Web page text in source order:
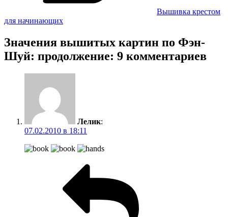
Вышивка крестом
для начинающих
Значения вышитых картин по Фэн-
Шуй: продолжение: 9 комментариев
Лелик:
07.02.2010 в 18:11